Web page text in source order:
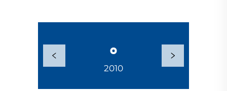
2010 2014